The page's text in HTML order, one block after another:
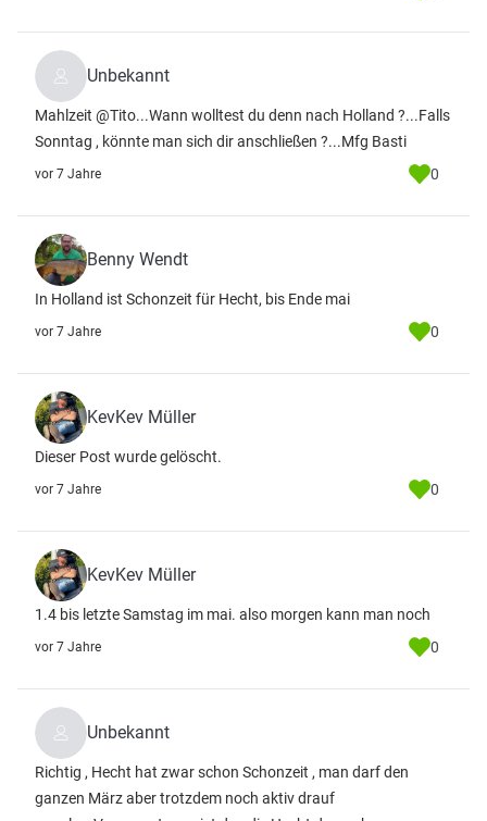
Unbekannt
Mahlzeit @Tito...Wann wolltest du denn nach Holland ?...Falls
Sonntag , könnte man sich dir anschließen ?...Mfg Basti
vor 7 Jahre 0
Benny Wendt
In Holland ist Schonzeit für Hecht, bis Ende mai
vor 7 Jahre 0
KevKev Müller
Dieser Post wurde gelöscht.
vor 7 Jahre 0
KevKev Müller
1.4 bis letzte Samstag im mai. also morgen kann man noch
vor 7 Jahre 0
Unbekannt
Richtig , Hecht hat zwar schon Schonzeit , man darf den
ganzen März aber trotzdem noch aktiv drauf